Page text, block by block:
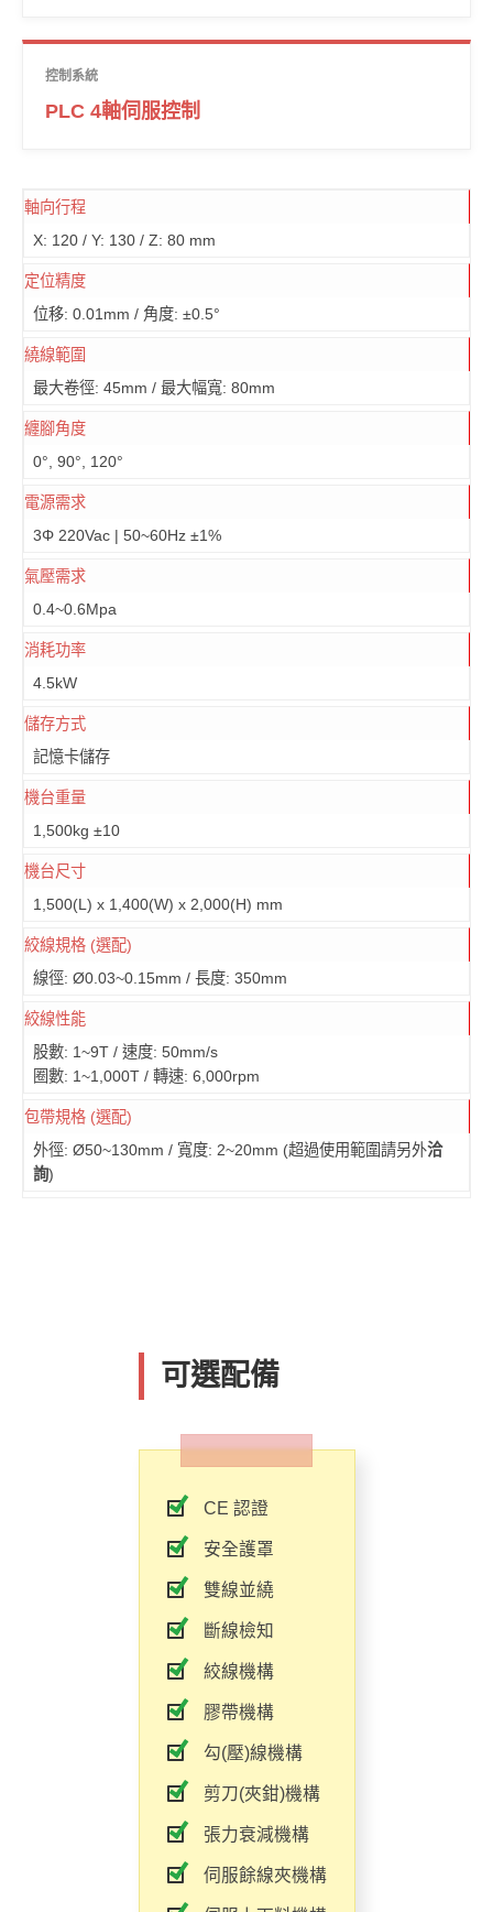
控制系統
PLC 4軸伺服控制
軸向行程
X: 120 / Y: 130 / Z: 80 mm
定位精度
位移: 0.01mm / 角度: ±0.5°
繞線範圍
最大卷徑: 45mm / 最大幅寬: 80mm
纏腳角度
0°, 90°, 120°
電源需求
3Φ 220Vac | 50~60Hz ±1%
氣壓需求
0.4~0.6Mpa
消耗功率
4.5kW
儲存方式
記憶卡儲存
機台重量
1,500kg ±10
機台尺寸
1,500(L) x 1,400(W) x 2,000(H) mm
絞線規格 (選配)
線徑: Ø0.03~0.15mm / 長度: 350mm
絞線性能
股數: 1~9T / 速度: 50mm/s
圈數: 1~1,000T / 轉速: 6,000rpm
包帶規格 (選配)
外徑: Ø50~130mm / 寬度: 2~20mm (超過使用範圍請另外洽
詢)
可選配備
CE 認證
安全護罩
雙線並繞
斷線檢知
絞線機構
膠帶機構
勾(壓)線機構
剪刀(夾鉗)機構
張力衰減機構
伺服餘線夾機構